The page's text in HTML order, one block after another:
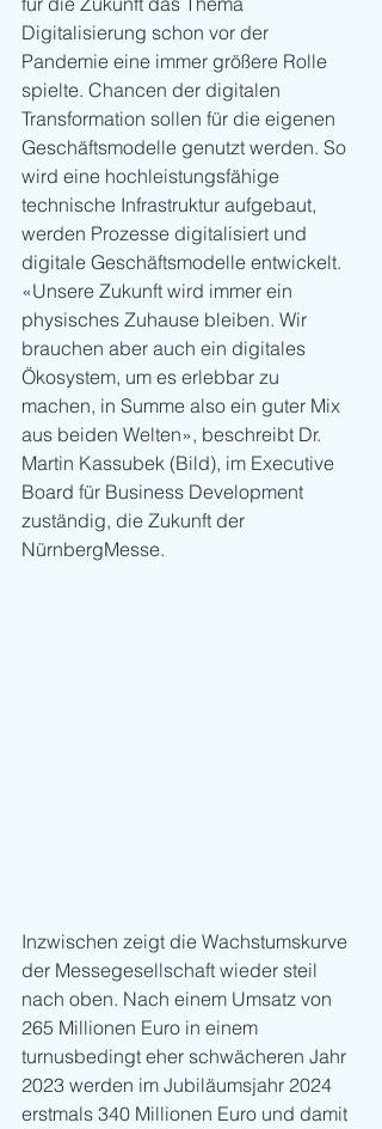
Digitalisierung schon vor der
Pandemie eine immer größere Rolle
spielte. Chancen der digitalen
Transformation sollen für die eigenen
Geschäftsmodelle genutzt werden. So
wird eine hochleistungsfähige
technische Infrastruktur aufgebaut,
werden Prozesse digitalisiert und
digitale Geschäftsmodelle entwickelt.
«Unsere Zukunft wird immer ein
physisches Zuhause bleiben. Wir
brauchen aber auch ein digitales
Ökosystem, um es erlebbar zu
machen, in Summe also ein guter Mix
aus beiden Welten», beschreibt Dr.
Martin Kassubek (Bild), im Executive
Board für Business Development
zuständig, die Zukunft der
NürnbergMesse.
Inzwischen zeigt die Wachstumskurve
der Messegesellschaft wieder steil
nach oben. Nach einem Umsatz von
265 Millionen Euro in einem
turnusbedingt eher schwächeren Jahr
2023 werden im Jubiläumsjahr 2024
erstmals 340 Millionen Euro und damit